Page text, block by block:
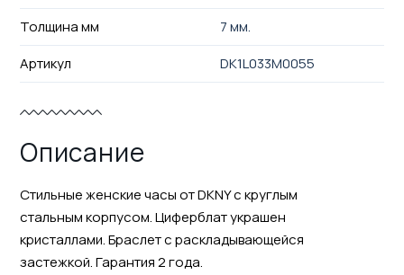
Толщина мм
7 мм.
Артикул
DK1L033M0055
Описание
Стильные женские часы от DKNY с круглым
стальным корпусом. Циферблат украшен
кристаллами. Браслет с раскладывающейся
застежкой. Гарантия 2 года.